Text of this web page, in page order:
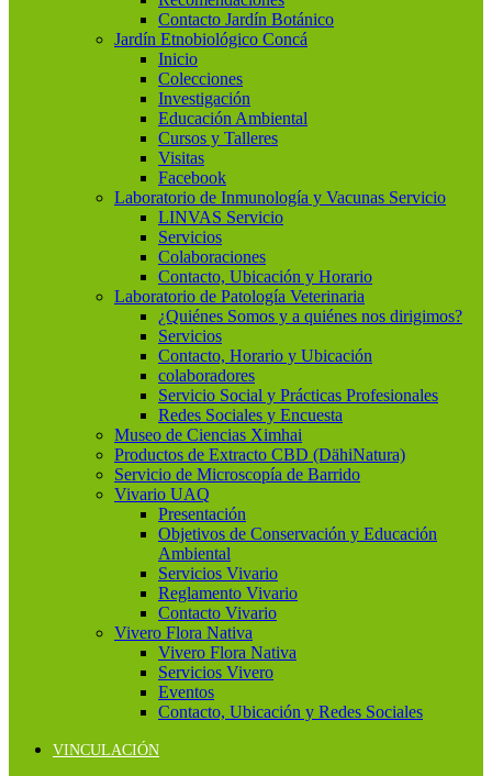
Contacto Jardín Botánico
Jardín Etnobiológico Concá
Inicio
Colecciones
Investigación
Educación Ambiental
Cursos y Talleres
Visitas
Facebook
Laboratorio de Inmunología y Vacunas Servicio
LINVAS Servicio
Servicios
Colaboraciones
Contacto, Ubicación y Horario
Laboratorio de Patología Veterinaria
¿Quiénes Somos y a quiénes nos dirigimos?
Servicios
Contacto, Horario y Ubicación
colaboradores
Servicio Social y Prácticas Profesionales
Redes Sociales y Encuesta
Museo de Ciencias Ximhai
Productos de Extracto CBD (DähiNatura)
Servicio de Microscopía de Barrido
Vivario UAQ
Presentación
Objetivos de Conservación y Educación
Ambiental
Servicios Vivario
Reglamento Vivario
Contacto Vivario
Vivero Flora Nativa
Vivero Flora Nativa
Servicios Vivero
Eventos
Contacto, Ubicación y Redes Sociales
VINCULACIÓN